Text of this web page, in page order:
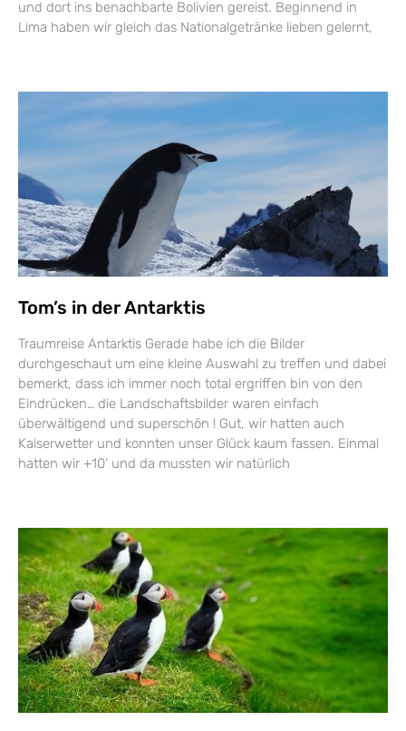
und dort ins benachbarte Bolivien gereist. Beginnend in
Lima haben wir gleich das Nationalgetränke lieben gelernt,
Tom’s in der Antarktis
Traumreise Antarktis Gerade habe ich die Bilder
durchgeschaut um eine kleine Auswahl zu treffen und dabei
bemerkt, dass ich immer noch total ergriffen bin von den
Eindrücken… die Landschaftsbilder waren einfach
überwältigend und superschön ! Gut, wir hatten auch
Kaiserwetter und konnten unser Glück kaum fassen. Einmal
hatten wir +10‘ und da mussten wir natürlich